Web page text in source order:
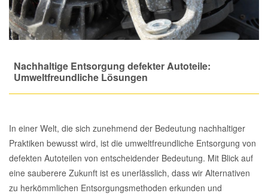
Nachhaltige Entsorgung defekter Autoteile:
Umweltfreundliche Lösungen
In einer Welt, die sich zunehmend der Bedeutung nachhaltiger
Praktiken bewusst wird, ist die umweltfreundliche Entsorgung von
defekten Autoteilen von entscheidender Bedeutung. Mit Blick auf
eine sauberere Zukunft ist es unerlässlich, dass wir Alternativen
zu herkömmlichen Entsorgungsmethoden erkunden und
Heizung und Klimaanlage
Kühlung
Motor
Innenausstattung
Montage
Rostlöser
Schmiermittel
Total Motoröle
Druckluft Werkzeuge
Halterung Abgasstrang
Kfz Spezialwerkzeuge
Leitungsverbinder
Glühlampen
Kofferraumwanne
Marderschutz
Nachrüstwischer
VW Ersatzteile
Alfa Romeo Ersatzteile
BMW Ersatzteile
Chevrolet Ersatzteile